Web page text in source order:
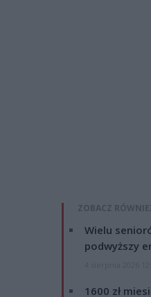
ZOBACZ
Wielu
podwyższy
1600 zł